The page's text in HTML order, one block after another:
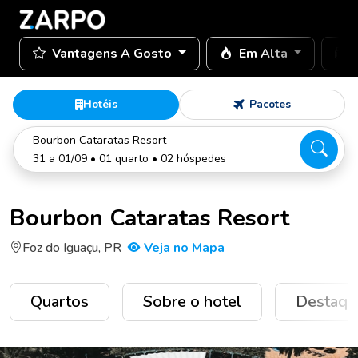
Vantagens A Gosto Em Alta
Hotéis Pacotes
Bourbon Cataratas Resort
31 a 01/09 • 01 quarto • 02 hóspedes
Bourbon Cataratas Resort
Foz do Iguaçu, PR Veja no Mapa
Quartos Sobre o hotel